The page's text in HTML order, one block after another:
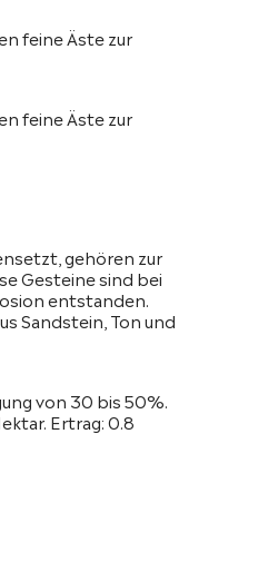
feine Äste zur
feine Äste zur
gehören zur
Gesteine sind bei
entstanden.
Sandstein, Ton und
von 30 bis 50%.
Ertrag: 0.8